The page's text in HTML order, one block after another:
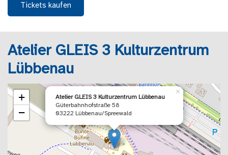
Tickets kaufen
Atelier GLEIS 3 Kulturzentrum
Lübbenau
Atelier GLEIS 3 Kulturzentrum Lübbenau
Güterbahnhofstraße 58
03222 Lübbenau/Spreewald
×
+
−